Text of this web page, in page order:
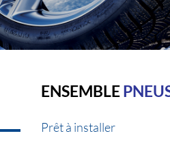
ENSEMBLE
Prêt à installer